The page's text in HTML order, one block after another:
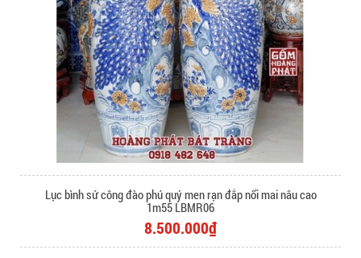
Lục bình sứ công đào phú quý men rạn đắp nổi mai nâu cao
1m55 LBMR06
8.500.000₫